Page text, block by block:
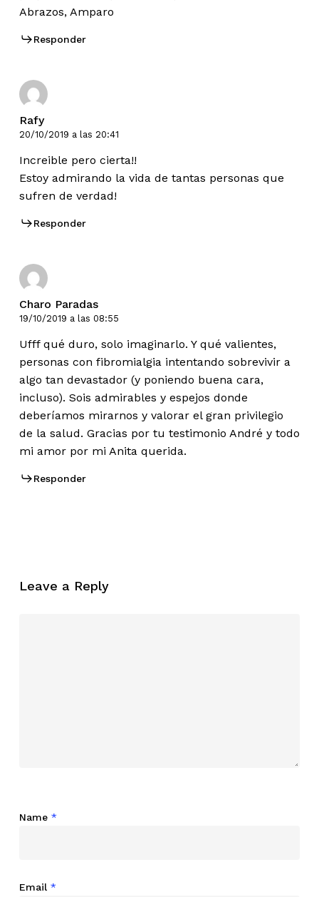
Abrazos, Amparo
Responder
Rafy
20/10/2019 a las 20:41
Increible pero cierta!!
Estoy admirando la vida de tantas personas que
sufren de verdad!
Responder
Charo Paradas
19/10/2019 a las 08:55
Ufff qué duro, solo imaginarlo. Y qué valientes,
personas con fibromialgia intentando sobrevivir a
algo tan devastador (y poniendo buena cara,
incluso). Sois admirables y espejos donde
deberíamos mirarnos y valorar el gran privilegio
de la salud. Gracias por tu testimonio André y todo
mi amor por mi Anita querida.
Responder
Leave a Reply
Name *
Email *